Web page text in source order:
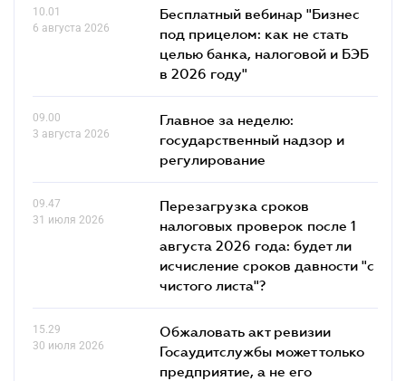
10.01
6 августа 2026
Бесплатный вебинар "Бизнес
под прицелом: как не стать
целью банка, налоговой и БЭБ
в 2026 году"
09.00
3 августа 2026
Главное за неделю:
государственный надзор и
регулирование
09.47
31 июля 2026
Перезагрузка сроков
налоговых проверок после 1
августа 2026 года: будет ли
исчисление сроков давности "с
чистого листа"?
15.29
30 июля 2026
Обжаловать акт ревизии
Госаудитслужбы может только
предприятие, а не его